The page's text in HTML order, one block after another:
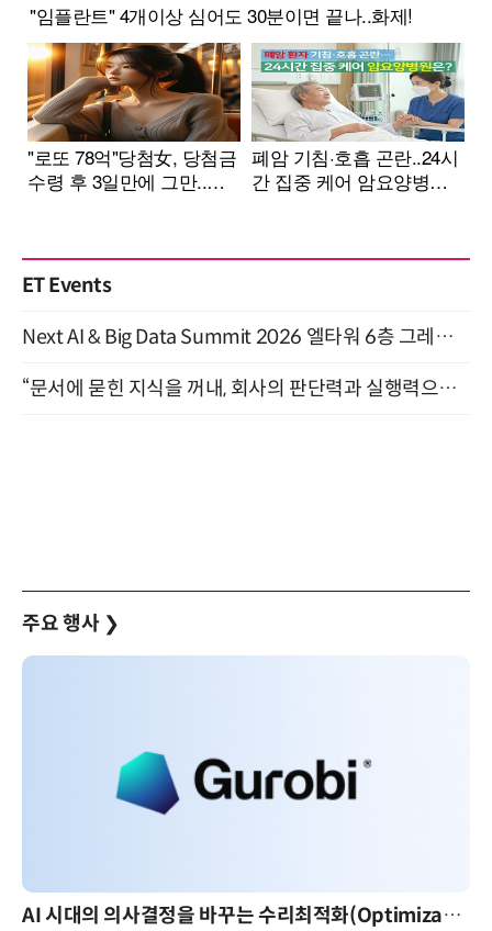
ET Events
Next AI & Big Data Summit 2026 엘타워 6층 그레이스홀 개최 (9/18)
“문서에 묻힌 지식을 꺼내, 회사의 판단력과 실행력으로 바꾸다” (8/20)
주요 행사 ❯
AI 시대의 의사결정을 바꾸는 수리최적화(Optimization): 실제 산업 적용 사례와 활용 전략